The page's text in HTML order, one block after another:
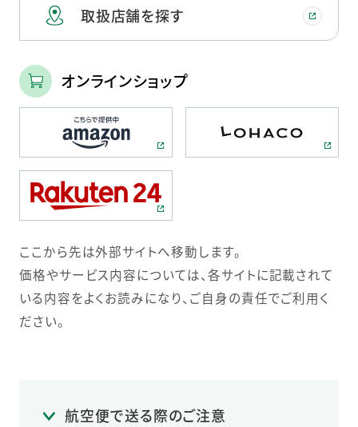
取扱店舗を探す
オンラインショップ
ここから先は外部サイトへ移動します。
価格やサービス内容については、各サイトに記載されて
いる内容をよくお読みになり、ご自身の責任でご利用く
ださい。
航空便で送る際のご注意